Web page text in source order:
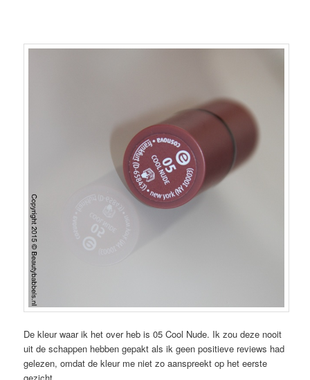
De kleur waar ik het over heb is 05 Cool Nude. Ik zou deze nooit
uit de schappen hebben gepakt als ik geen positieve reviews had
gelezen, omdat de kleur me niet zo aanspreekt op het eerste